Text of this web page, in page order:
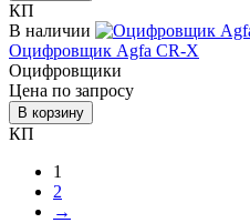
КП
В наличии
Оцифровщик Agfa CR-Х
Оцифровщики
Цена по запросу
В корзину
КП
1
2
→